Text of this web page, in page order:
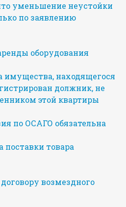
уменьшение неустойки
по заявлению
оборудования
имущества, находящегося
должник, не
этой квартиры
по ОСАГО обязательна
поставки товара
возмездного